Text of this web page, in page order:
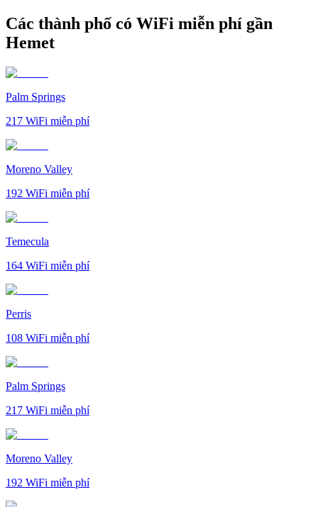
Các thành phố có WiFi miễn phí gần
Hemet
Palm Springs
217 WiFi miễn phí
Moreno Valley
192 WiFi miễn phí
Temecula
164 WiFi miễn phí
Perris
108 WiFi miễn phí
Palm Springs
217 WiFi miễn phí
Moreno Valley
192 WiFi miễn phí